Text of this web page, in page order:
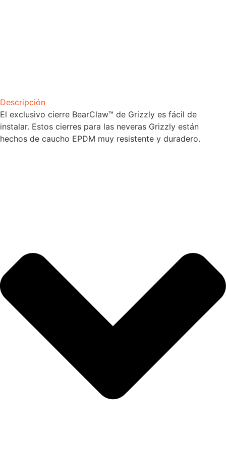
Descripción
El exclusivo cierre BearClaw™ de Grizzly es fácil de
instalar. Estos cierres para las neveras Grizzly están
hechos de caucho EPDM muy resistente y duradero.